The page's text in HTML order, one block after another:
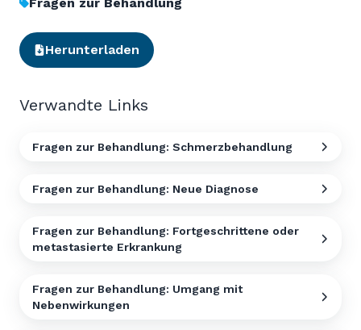
Herunterladen
Verwandte Links
Fragen zur Behandlung: Schmerzbehandlung
Fragen zur Behandlung: Neue Diagnose
Fragen zur Behandlung: Fortgeschrittene oder
metastasierte Erkrankung
Fragen zur Behandlung: Umgang mit
Nebenwirkungen